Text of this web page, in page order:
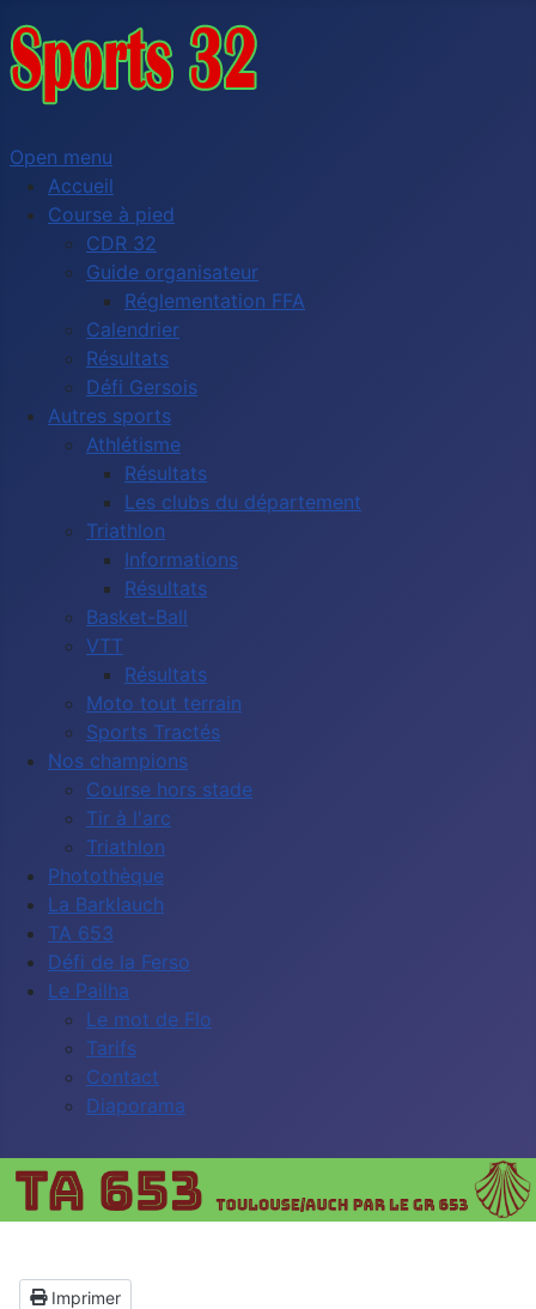
Open menu
Accueil
Course à pied
CDR 32
Guide organisateur
Réglementation FFA
Calendrier
Résultats
Défi Gersois
Autres sports
Athlétisme
Résultats
Les clubs du département
Triathlon
Informations
Résultats
Basket-Ball
VTT
Résultats
Moto tout terrain
Sports Tractés
Nos champions
Course hors stade
Tir à l'arc
Triathlon
Photothèque
La Barklauch
TA 653
Défi de la Ferso
Le Pailha
Le mot de Flo
Tarifs
Contact
Diaporama
Imprimer